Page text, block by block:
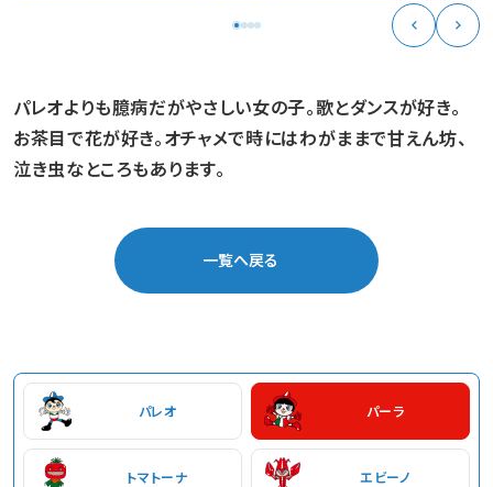
パレオよりも臆病だがやさしい女の子。歌とダンスが好き。
お茶目で花が好き。オチャメで時にはわがままで甘えん坊、
泣き虫なところもあります。
一覧へ戻る
パレオ パーラ
トマトーナ エビーノ